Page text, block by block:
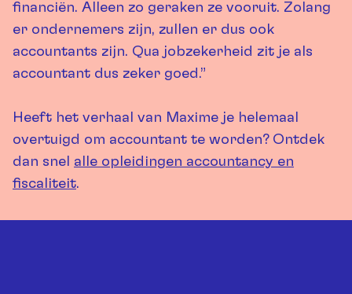
financiën. Alleen zo geraken ze vooruit. Zolang
er ondernemers zijn, zullen er dus ook
accountants zijn. Qua jobzekerheid zit je als
accountant dus zeker goed.”
Heeft het verhaal van Maxime je helemaal
overtuigd om accountant te worden? Ontdek
dan snel alle opleidingen accountancy en
fiscaliteit.